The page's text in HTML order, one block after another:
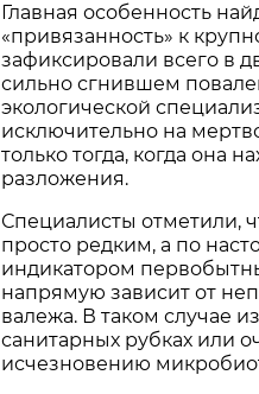
Главная особенность
«привязанность» к
зафиксировали всего в
сильно сгнившем
экологической
исключительно на
только тогда, когда она
разложения.
Специалисты отметили,
просто редким, а по
индикатором
напрямую зависит от
валежа. В таком случае
санитарных рубках или
исчезновению